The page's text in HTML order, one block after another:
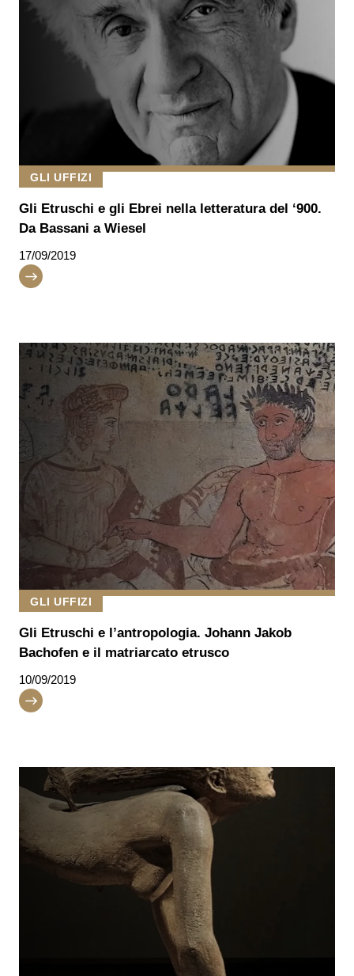
GLI UFFIZI
Gli Etruschi e gli Ebrei nella letteratura del ‘900.
Da Bassani a Wiesel
17/09/2019
GLI UFFIZI
Gli Etruschi e l’antropologia. Johann Jakob
Bachofen e il matriarcato etrusco
10/09/2019